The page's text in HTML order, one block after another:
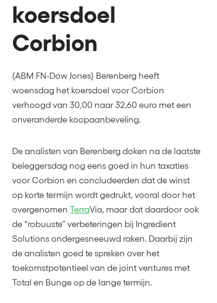
koersdoel
Corbion
(ABM FN-Dow Jones) Berenberg heeft
woensdag het koersdoel voor Corbion
verhoogd van 30,00 naar 32,60 euro met een
onveranderde koopaanbeveling.
De analisten van Berenberg doken na de laatste
beleggersdag nog eens goed in hun taxaties
voor Corbion en concludeerden dat de winst
op korte termijn wordt gedrukt, vooral door het
overgenomen TerraVia, maar dat daardoor ook
de “robuuste” verbeteringen bij Ingredient
Solutions ondergesneeuwd raken. Daarbij zijn
de analisten goed te spreken over het
toekomstpotentieel van de joint ventures met
Total en Bunge op de lange termijn.